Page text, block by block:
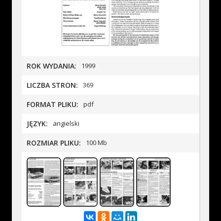
ROK WYDANIA: 1999
LICZBA STRON: 369
FORMAT PLIKU: pdf
JĘZYK: angielski
ROZMIAR PLIKU: 100 Mb